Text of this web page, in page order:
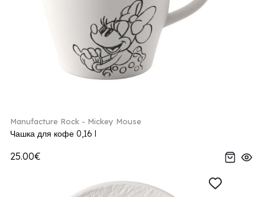
Manufacture Rock - Mickey Mouse
Чашка для кофе 0,16 l
25.00€